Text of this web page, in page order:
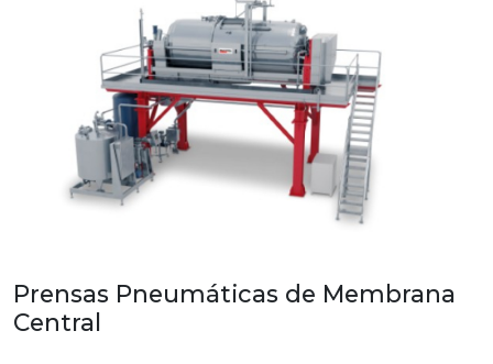
Prensas Pneumáticas de Membrana
Central